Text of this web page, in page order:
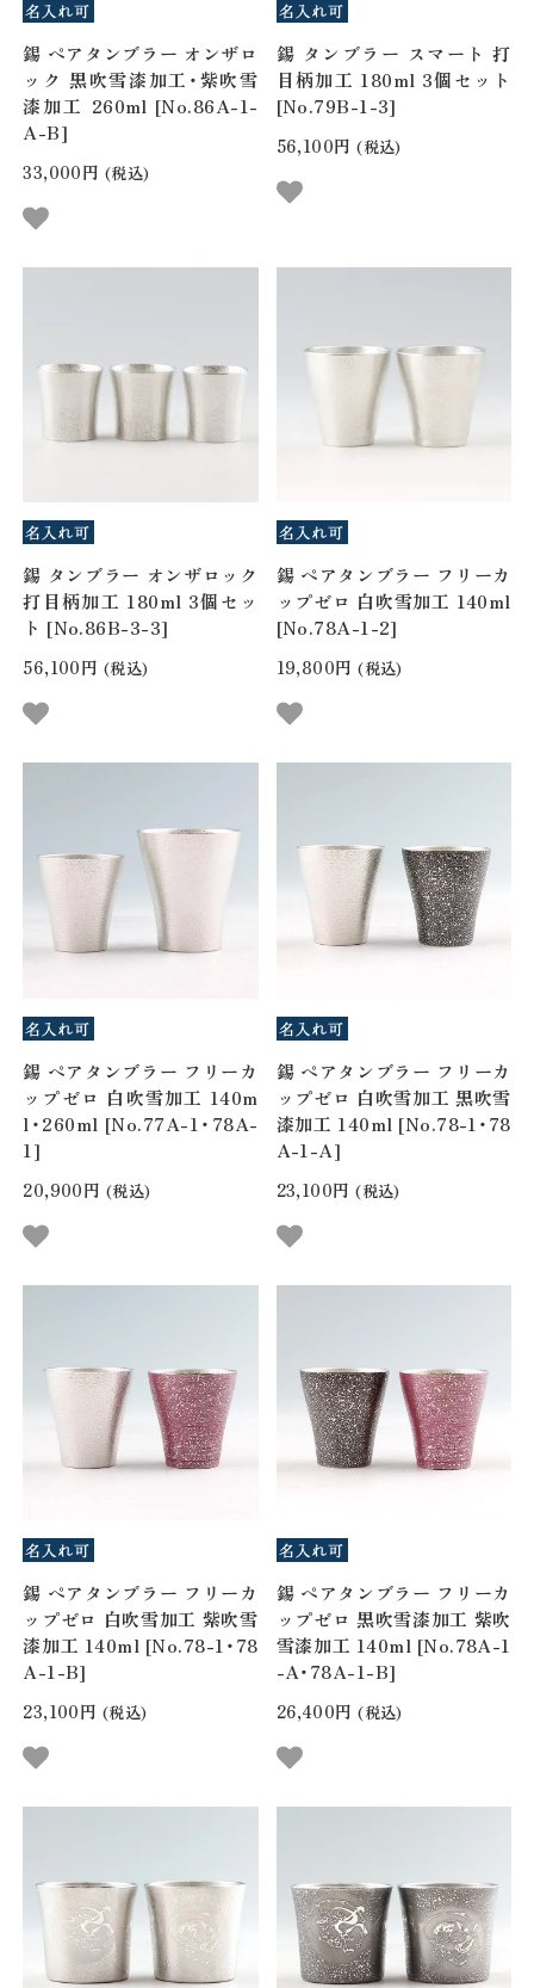
錫 ペアタンブラー オンザロ
ック 黒吹雪漆加工・紫吹雪
漆加工 260ml [No.86A-1-
A-B]
33,000円 (税込)
錫 タンブラー スマート 打
目柄加工 180ml 3個セット
[No.79B-1-3]
56,100円 (税込)
錫 タンブラー オンザロック
打目柄加工 180ml 3個セッ
ト [No.86B-3-3]
56,100円 (税込)
錫 ペアタンブラー フリーカ
ップゼロ 白吹雪加工 140ml
[No.78A-1-2]
19,800円 (税込)
錫 ペアタンブラー フリーカ
ップゼロ 白吹雪加工 140m
l・260ml [No.77A-1・78A-
1]
20,900円 (税込)
錫 ペアタンブラー フリーカ
ップゼロ 白吹雪加工 黒吹雪
漆加工 140ml [No.78-1・78
A-1-A]
23,100円 (税込)
錫 ペアタンブラー フリーカ
ップゼロ 白吹雪加工 紫吹雪
漆加工 140ml [No.78-1・78
A-1-B]
23,100円 (税込)
錫 ペアタンブラー フリーカ
ップゼロ 黒吹雪漆加工 紫吹
雪漆加工 140ml [No.78A-1
-A・78A-1-B]
26,400円 (税込)